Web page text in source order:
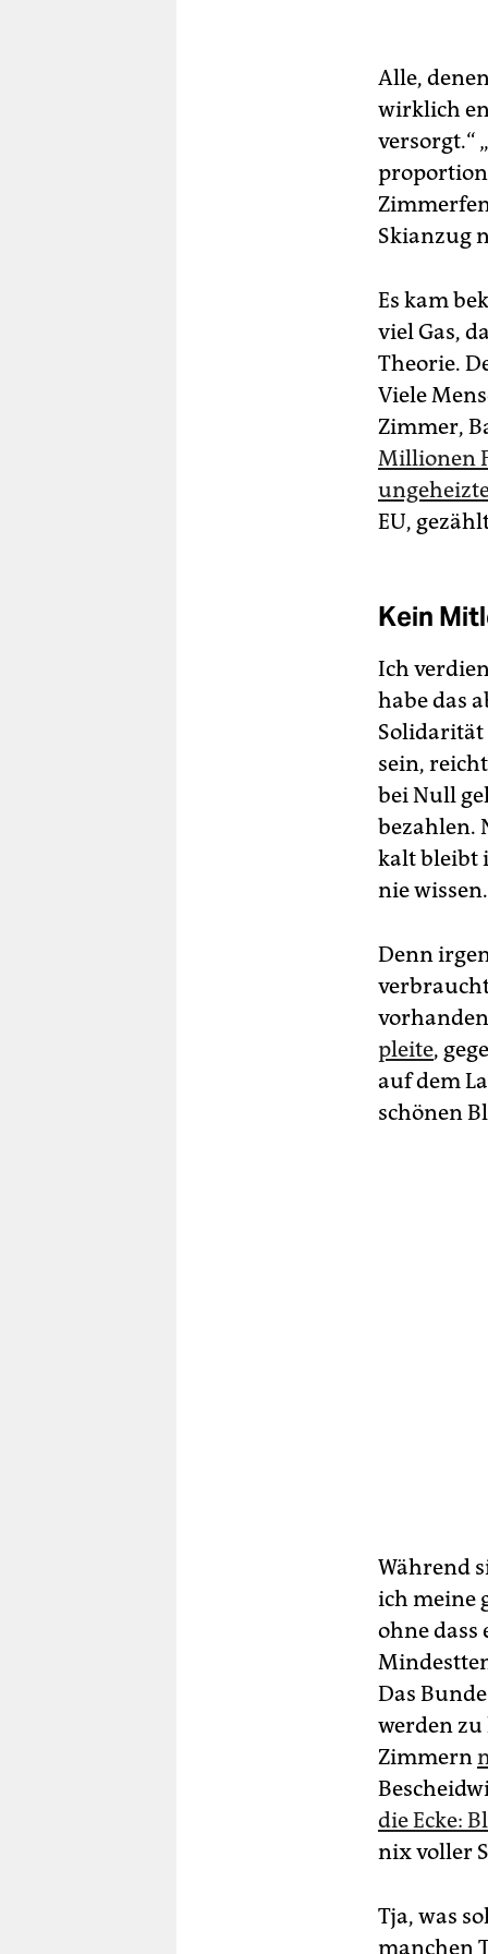
Alle,
wirklich
versorgt.“
Skianzug
Es kam
viel Gas,
Theorie.
Viele
Zimmer,
Millionen
EU,
Kein
Ich
habe das
Solidarität
sein,
bei Null
bezahlen.
kalt bleibt
nie wissen.
Denn
pleite,
auf dem
schönen
Während
ich meine
ohne
Das
werden zu
Zimmern
die Ecke:
nix voller
Tja, was
manchen